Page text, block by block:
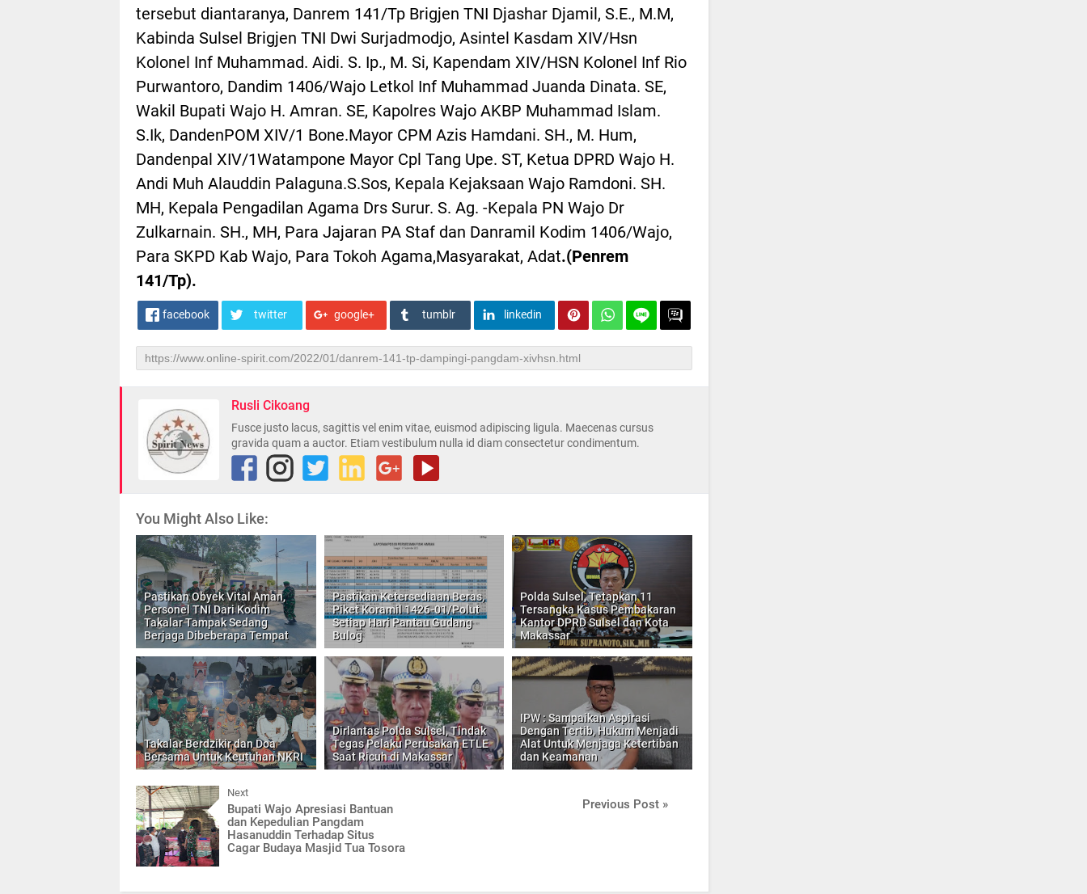
tersebut diantaranya, Danrem 141/Tp Brigjen TNI Djashar Djamil, S.E., M.M,
Kabinda Sulsel Brigjen TNI Dwi Surjadmodjo, Asintel Kasdam XIV/Hsn
Kolonel Inf Muhammad. Aidi. S. Ip., M. Si, Kapendam XIV/HSN Kolonel Inf Rio
Purwantoro, Dandim 1406/Wajo Letkol Inf Muhammad Juanda Dinata. SE,
Wakil Bupati Wajo H. Amran. SE, Kapolres Wajo AKBP Muhammad Islam.
S.Ik, DandenPOM XIV/1 Bone.Mayor CPM Azis Hamdani. SH., M. Hum,
Dandenpal XIV/1Watampone Mayor Cpl Tang Upe. ST, Ketua DPRD Wajo H.
Andi Muh Alauddin Palaguna.S.Sos, Kepala Kejaksaan Wajo Ramdoni. SH.
MH, Kepala Pengadilan Agama Drs Surur. S. Ag. -Kepala PN Wajo Dr
Zulkarnain. SH., MH, Para Jajaran PA Staf dan Danramil Kodim 1406/Wajo,
Para SKPD Kab Wajo, Para Tokoh Agama,Masyarakat, Adat.(Penrem
141/Tp).
facebook twitter google+ tumblr linkedin
Rusli Cikoang
Fusce justo lacus, sagittis vel enim vitae, euismod adipiscing ligula. Maecenas cursus
gravida quam a auctor. Etiam vestibulum nulla id diam consectetur condimentum.
You Might Also Like:
Pastikan Obyek Vital Aman,
Personel TNI Dari Kodim
Takalar Tampak Sedang
Berjaga Dibeberapa Tempat
Pastikan Ketersediaan Beras,
Piket Koramil 1426-01/Polut
Setiap Hari Pantau Gudang
Bulog
Polda Sulsel, Tetapkan 11
Tersangka Kasus Pembakaran
Kantor DPRD Sulsel dan Kota
Makassar
Takalar Berdzikir dan Doa
Bersama Untuk Keutuhan NKRI
Dirlantas Polda Sulsel, Tindak
Tegas Pelaku Perusakan ETLE
Saat Ricuh di Makassar
IPW : Sampaikan Aspirasi
Dengan Tertib, Hukum Menjadi
Alat Untuk Menjaga Ketertiban
dan Keamanan
Next
Bupati Wajo Apresiasi Bantuan
dan Kepedulian Pangdam
Hasanuddin Terhadap Situs
Cagar Budaya Masjid Tua Tosora
Previous Post »